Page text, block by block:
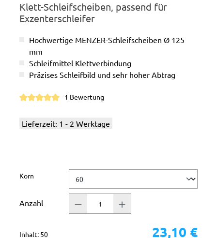
Klett-Schleifscheiben, passend für
Exzenterschleifer
Hochwertige MENZER-Schleifscheiben Ø 125
mm
Schleifmittel Klettverbindung
Präzises Schleifbild und sehr hoher Abtrag
1 Bewertung
Lieferzeit: 1 - 2 Werktage
Korn
Anzahl
Inhalt: 50 23,10 €